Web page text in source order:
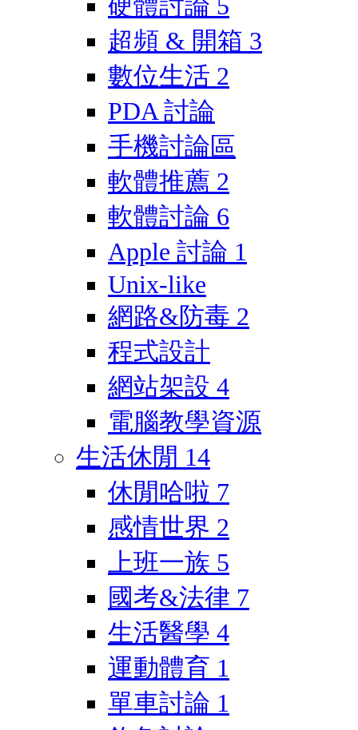
超頻 & 開箱 3
數位生活 2
PDA 討論
手機討論區
軟體推薦 2
軟體討論 6
Apple 討論 1
Unix-like
網路&防毒 2
程式設計
網站架設 4
電腦教學資源
生活休閒 14
休閒哈啦 7
感情世界 2
上班一族 5
國考&法律 7
生活醫學 4
運動體育 1
單車討論 1